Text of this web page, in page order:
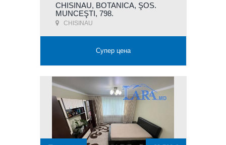
CHISINAU, BOTANICA, ŞOS.
MUNCEŞTI, 798.
CHISINAU
Супер цена